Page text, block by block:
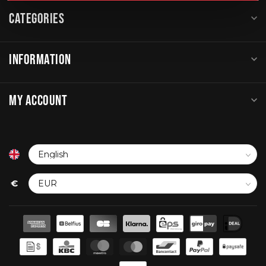
CATEGORIES
INFORMATION
MY ACCOUNT
€